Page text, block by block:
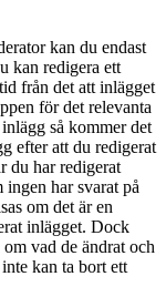
kan du endast
kan redigera ett
från det att inlägget
för det relevanta
så kommer det
efter att du redigerat
du har redigerat
har svarat på
om det är en
inlägget. Dock
vad de ändrat och
kan ta bort ett